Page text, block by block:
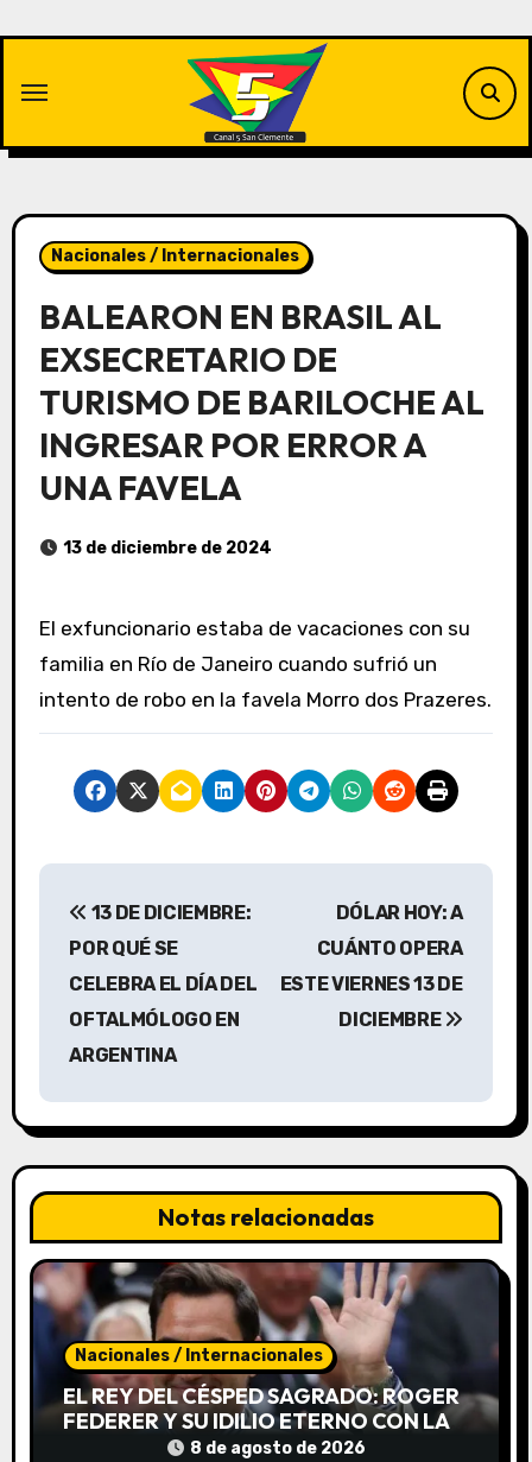
contenido
Nacionales / Internacionales
BALEARON EN BRASIL AL
EXSECRETARIO DE
TURISMO DE BARILOCHE AL
INGRESAR POR ERROR A
UNA FAVELA
13 de diciembre de 2024
El exfuncionario estaba de vacaciones con su
familia en Río de Janeiro cuando sufrió un
intento de robo en la favela Morro dos Prazeres.
N
a
c
i
ó
n
d
e
13 DE DICIEMBRE:
POR QUÉ SE
CELEBRA EL DÍA DEL
OFTALMÓLOGO EN
ARGENTINA
DÓLAR HOY: A
CUÁNTO OPERA
ESTE VIERNES 13 DE
DICIEMBRE
Notas relacionadas
Nacionales / Internacionales
EL REY DEL CÉSPED SAGRADO: ROGER
FEDERER Y SU IDILIO ETERNO CON LA
CATEDRAL DE WIMBLEDON
8 de agosto de 2026